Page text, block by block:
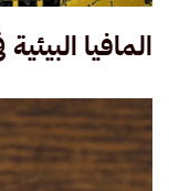
المافيا